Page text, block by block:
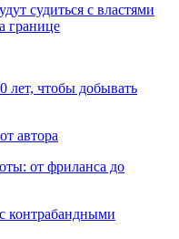
судиться с властями
границе
лет, чтобы добывать
автора
от фриланса до
контрабандными